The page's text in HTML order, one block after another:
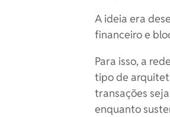
A ideia era
financeiro e
Para isso, a
tipo de
transações
enquanto